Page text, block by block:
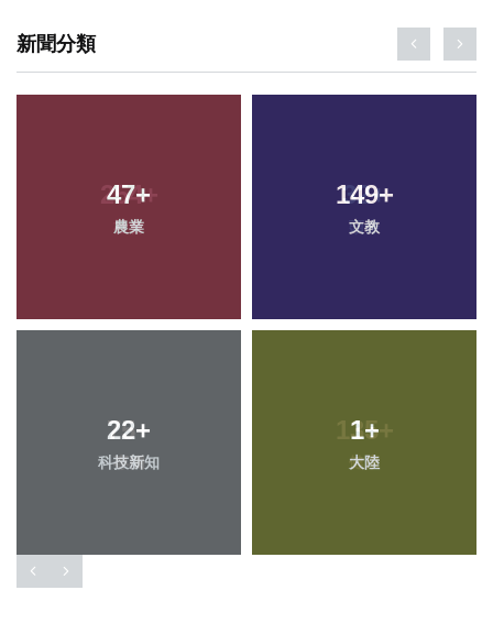
新聞分類
47+
農業
149+
文教
22+
科技新知
1+
大陸